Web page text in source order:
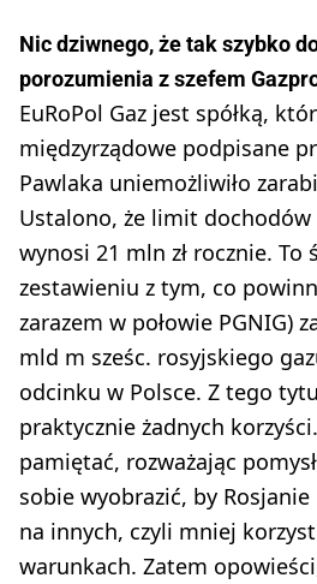
Nic dziwnego, że tak szybko
porozumienia z szefem
EuRoPol Gaz jest spółką,
międzyrządowe podpisane
Pawlaka uniemożliwiło
Ustalono, że limit dochodów
wynosi 21 mln zł rocznie. To
zestawieniu z tym, co
zarazem w połowie PGNIG)
mld m sześc. rosyjskiego
odcinku w Polsce. Z tego
praktycznie żadnych
pamiętać, rozważając
sobie wyobrazić, by
na innych, czyli mniej
warunkach. Zatem